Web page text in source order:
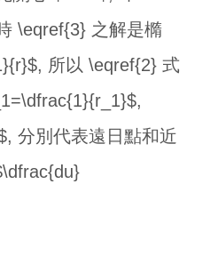
\eqref{3} 之解是橢
所以 \eqref{2} 式
分別代表遠日點和近